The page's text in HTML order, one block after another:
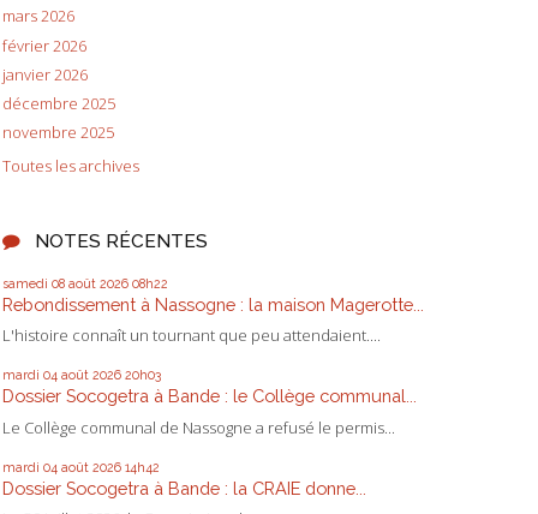
mars 2026
février 2026
janvier 2026
décembre 2025
novembre 2025
Toutes les archives
NOTES RÉCENTES
samedi 08 août 2026 08h22
Rebondissement à Nassogne : la maison Magerotte...
L'histoire connaît un tournant que peu attendaient....
mardi 04 août 2026 20h03
Dossier Socogetra à Bande : le Collège communal...
Le Collège communal de Nassogne a refusé le permis...
mardi 04 août 2026 14h42
Dossier Socogetra à Bande : la CRAIE donne...